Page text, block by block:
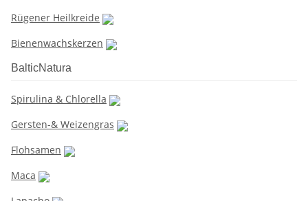
Rügener Heilkreide
Bienenwachskerzen
BalticNatura
Spirulina & Chlorella
Gersten-& Weizengras
Flohsamen
Maca